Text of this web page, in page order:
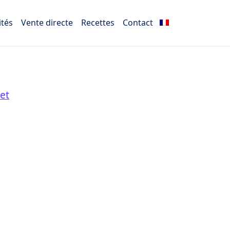
Vente directe Recettes Contact